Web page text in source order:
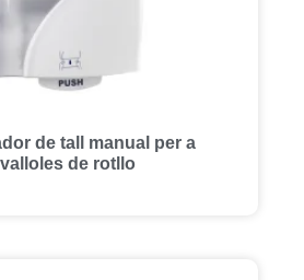
de tall manual per a
de rotllo